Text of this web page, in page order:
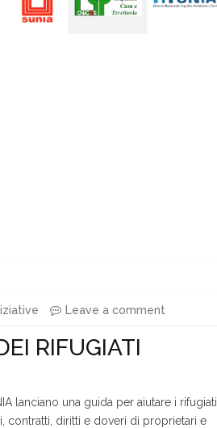
Leave a comment
RIFUGIATI
lanciano una guida per aiutare i rifugiati
contratti, diritti e doveri di proprietari e